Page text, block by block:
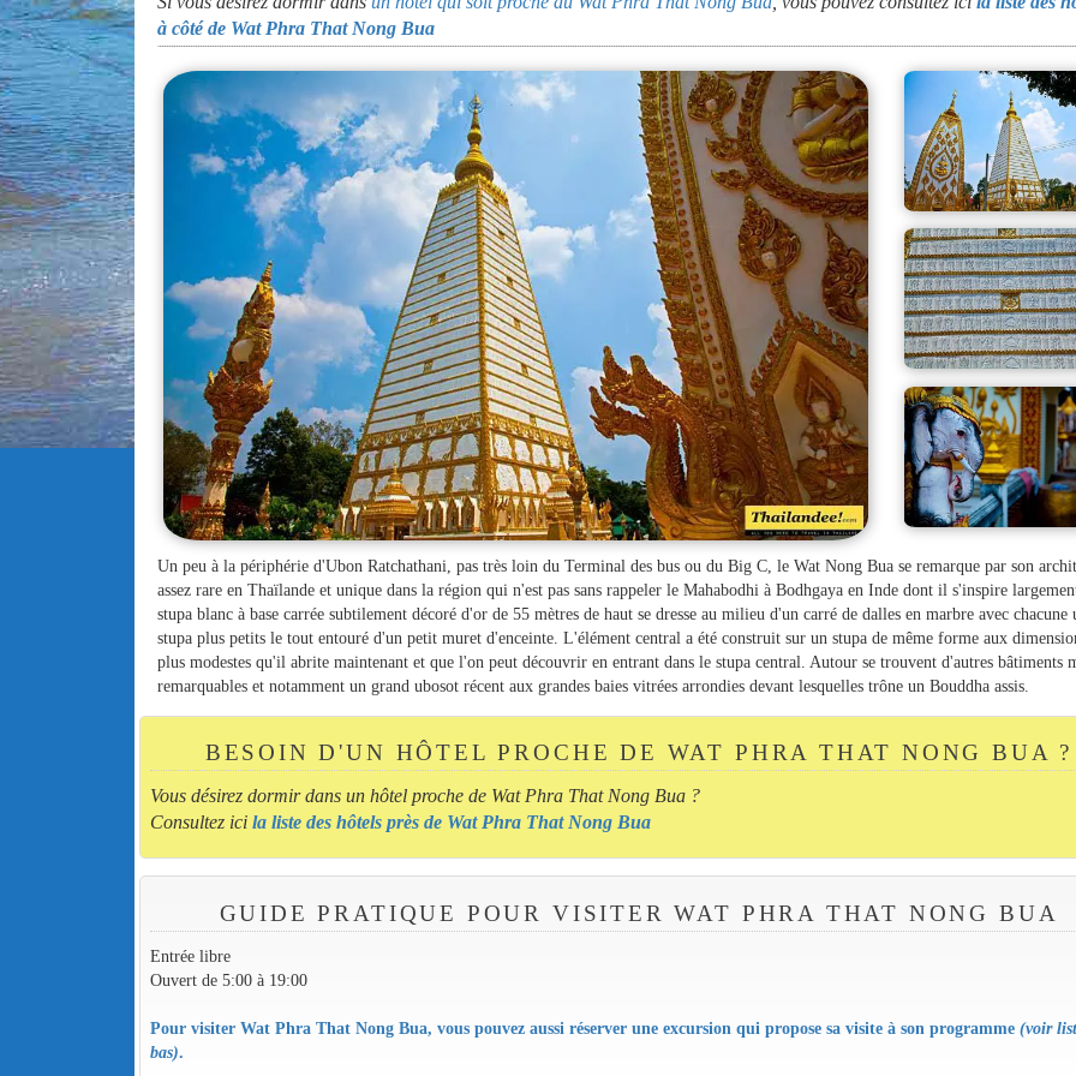
à côté de Wat Phra That Nong Bua
Un peu à la périphérie d'Ubon Ratchathani, pas très loin du Terminal des bus ou du Big C, le Wat Nong Bua se remarque par son
assez rare en Thaïlande et unique dans la région qui n'est pas sans rappeler le Mahabodhi à Bodhgaya en Inde dont il s'inspire
stupa blanc à base carrée subtilement décoré d'or de 55 mètres de haut se dresse au milieu d'un carré de dalles en marbre avec chacune
stupa plus petits le tout entouré d'un petit muret d'enceinte. L'élément central a été construit sur un stupa de même forme aux
plus modestes qu'il abrite maintenant et que l'on peut découvrir en entrant dans le stupa central. Autour se trouvent d'autres bâtiments
remarquables et notamment un grand ubosot récent aux grandes baies vitrées arrondies devant lesquelles trône un Bouddha assis.
BESOIN D'UN HÔTEL PROCHE DE WAT PHRA THAT NONG BUA ?
Vous désirez dormir dans un hôtel proche de Wat Phra That Nong Bua ?
Consultez ici la liste des hôtels près de Wat Phra That Nong Bua
GUIDE PRATIQUE POUR VISITER WAT PHRA THAT NONG BUA
Entrée libre
Ouvert de 5:00 à 19:00
Pour visiter Wat Phra That Nong Bua, vous pouvez aussi réserver une excursion qui propose sa visite à son programme (voir
bas).